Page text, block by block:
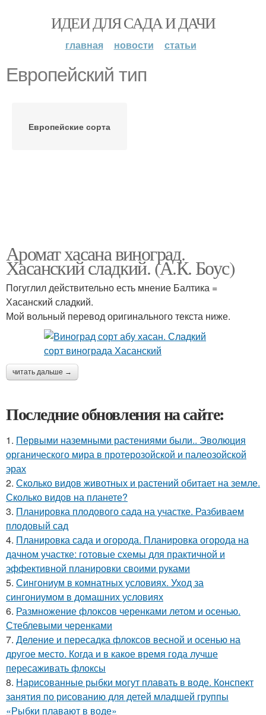
ИДЕИ ДЛЯ САДА И ДАЧИ
главная новости статьи
Европейский тип
Европейские сорта
Аромат хасана виноград.
Хасанский сладкий. (А.К. Боус)
Погуглил действительно есть мнение Балтика =
Хасанский сладкий.
Мой вольный перевод оригинального текста ниже.
читать дальше →
Последние обновления на сайте:
1. Первыми наземными растениями были.. Эволюция
органического мира в протерозойской и палеозойской
эрах
2. Сколько видов животных и растений обитает на земле.
Сколько видов на планете?
3. Планировка плодового сада на участке. Разбиваем
плодовый сад
4. Планировка сада и огорода. Планировка огорода на
дачном участке: готовые схемы для практичной и
эффективной планировки своими руками
5. Сингониум в комнатных условиях. Уход за
сингониумом в домашних условиях
6. Размножение флоксов черенками летом и осенью.
Стеблевыми черенками
7. Деление и пересадка флоксов весной и осенью на
другое место. Когда и в какое время года лучше
пересаживать флоксы
8. Нарисованные рыбки могут плавать в воде. Конспект
занятия по рисованию для детей младшей группы
«Рыбки плавают в воде»